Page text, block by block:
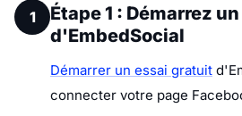
1
Étape 1 : Démarrez
d'EmbedSocial
Démarrer un essai gratuit
connecter votre page